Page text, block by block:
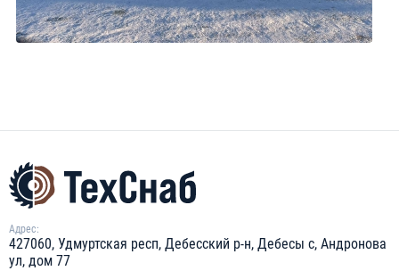
Адрес:
427060, Удмуртская респ, Дебесский р-н, Дебесы с, Андронова
ул, дом 77